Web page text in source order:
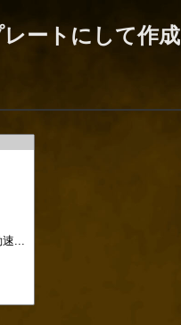
ートにして作成